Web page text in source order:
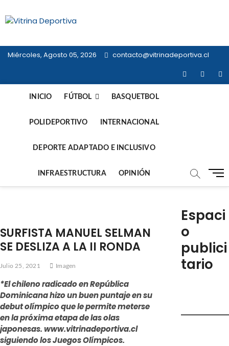
al
Deportiva
Miércoles, Agosto 05, 2026 contacto@vitrinadeportiva.cl
facebooktwitter
INICIO FÚTBOL BASQUETBOL
POLIDEPORTIVO INTERNACIONAL
DEPORTE ADAPTADO E INCLUSIVO
INFRAESTRUCTURA OPINIÓN
B
n
e
m
e
SURFISTA MANUEL SELMAN
SE DESLIZA A LA II RONDA
Julio 25, 2021 Imagen
*El chileno radicado en República
Dominicana hizo un buen puntaje en su
debut olímpico que le permite meterse
en la próxima etapa de las olas
japonesas. www.vitrinadeportiva.cl
siguiendo los Juegos Olímpicos.
Espaci
o
publici
tario